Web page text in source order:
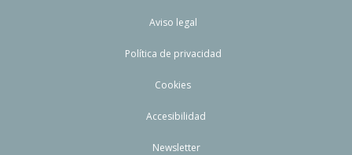
Aviso legal
Política de privacidad
Cookies
Accesibilidad
Newsletter